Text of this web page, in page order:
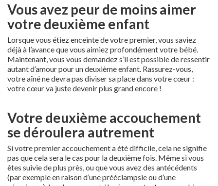
Vous avez peur de moins aimer
votre deuxième enfant
Lorsque vous étiez enceinte de votre premier, vous saviez
déjà à l’avance que vous aimiez profondément votre bébé.
Maintenant, vous vous demandez s’il est possible de ressentir
autant d’amour pour un deuxième enfant. Rassurez-vous,
votre aîné ne devra pas diviser sa place dans votre cœur :
votre cœur va juste devenir plus grand encore !
Votre deuxième accouchement
se déroulera autrement
Si votre premier accouchement a été difficile, cela ne signifie
pas que cela sera le cas pour la deuxième fois. Même si vous
êtes suivie de plus près, ou que vous avez des antécédents
(par exemple en raison d’une prééclampsie ou d’une